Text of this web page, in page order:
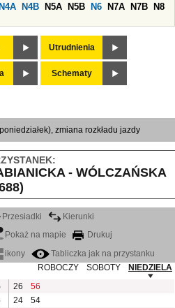
N4A N4B N5A N5B N6 N7A N7B
N8
Utrudnienia
Schematy
zmiana rozkładu jazdy
- WÓLCZAŃSKA
Przesiadki
Kierunki
Pokaż na mapie
Drukuj
ikony
Tabliczka jak na przystanku
ROBOCZY
SOBOTY
NIEDZIELA
26
56
24
54